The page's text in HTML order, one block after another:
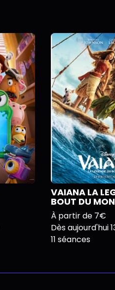
VAIANA LA
BOUT DU
À partir de 7€
Dès aujourd'hui
11 séances